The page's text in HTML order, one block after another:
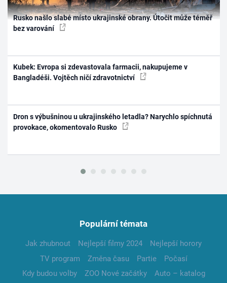
Rusko našlo slabé místo ukrajinské obrany. Útočit může téměř
bez varování
Kubek: Evropa si zdevastovala farmacii, nakupujeme v
Bangladéši. Vojtěch ničí zdravotnictví
Dron s výbušninou u ukrajinského letadla? Narychlo spíchnutá
provokace, okomentovalo Rusko
Populární témata
Jak zhubnout Nejlepší filmy 2024
Nejlepší horory
TV program
Změna času Partie
Počasí
Kdy budou volby
ZOO Nové začátky
Auto – katalog